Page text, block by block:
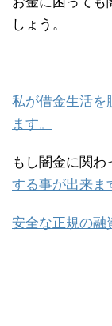
しょう。
私が借金生活を
ます。
もし闇金に関わ
する事が出来ま
安全な正規の融